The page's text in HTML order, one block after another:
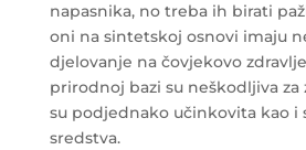
napasnika, no treba ih birati
oni na sintetskoj osnovi imaju
djelovanje na čovjekovo
prirodnoj bazi su neškodljiva za
su podjednako učinkovita kao i
sredstva.